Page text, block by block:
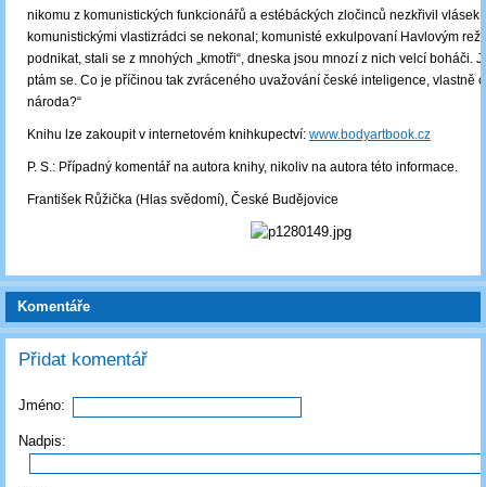
nikomu z komunistických funkcionářů a estébáckých zločinců nezkřivil
komunistickými vlastizrádci se nekonal; komunisté exkulpovaní Havlovým
podnikat, stali se z mnohých „kmotři“, dneska jsou mnozí z nich velcí boháči.
ptám se. Co je příčinou tak zvráceného uvažování české inteligence, vlastně
národa?“
Knihu lze zakoupit v internetovém knihkupectví: www.bodyartbook.cz
P. S.: Případný komentář na autora knihy, nikoliv na autora této informace.
František Růžička (Hlas svědomí), České Budějovice
Komentáře
Přidat komentář
Jméno:
Nadpis: